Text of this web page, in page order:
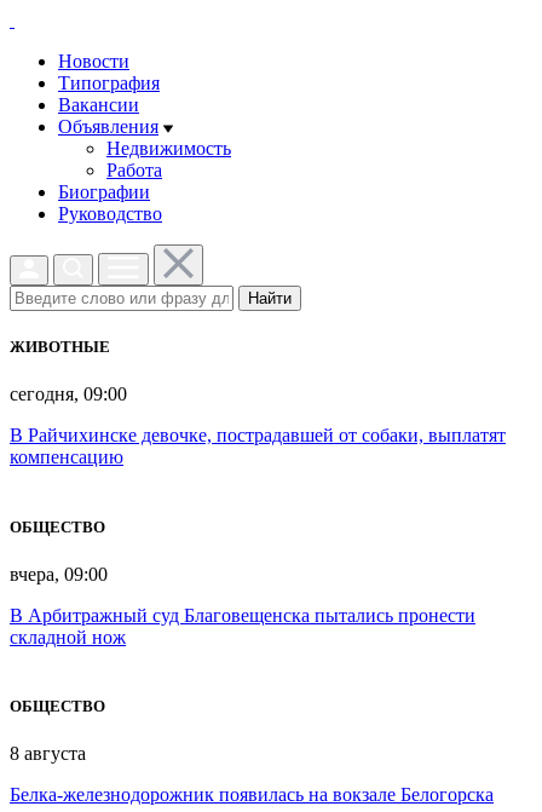
Новости
Типография
Вакансии
Объявления
Недвижимость
Работа
Биографии
Руководство
Найти
ЖИВОТНЫЕ
сегодня, 09:00
В Райчихинске девочке, пострадавшей от собаки, выплатят
компенсацию
ОБЩЕСТВО
вчера, 09:00
В Арбитражный суд Благовещенска пытались пронести
складной нож
ОБЩЕСТВО
8 августа
Белка-железнодорожник появилась на вокзале Белогорска